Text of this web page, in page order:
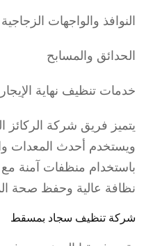
النوافذ والواجهات الزجاجية
الحدائق والمسابح
خدمات تنظيف نهاية الإيجار
يتميز فريق شركة الركائز
ويستخدم أحدث المعدات
باستخدام منظفات آمنة
نظافة عالية وحفظ صحة
شركة تنظيف سجاد بمسقط